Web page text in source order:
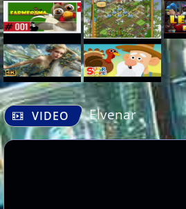
VIDEO Elvenar